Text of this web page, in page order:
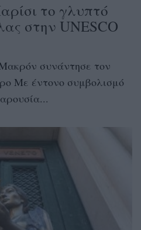
το γλυπτό
στην UNESCO
συνάντησε τον
Με έντονο συμβολισμό